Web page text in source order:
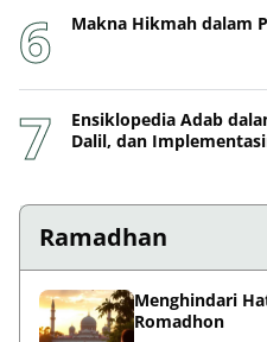
Makna Hikmah dalam
Ensiklopedia Adab
Dalil, dan
Ramadhan
Menghindari
Romadhon